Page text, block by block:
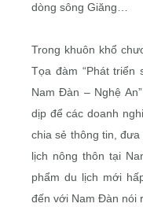
dòng sông Giăng…
Trong khuôn khổ
Tọa đàm “Phát triển
Nam Đàn – Nghệ
dịp để các doanh
chia sẻ thông tin,
lịch nông thôn tại
phẩm du lịch mới
đến với Nam Đàn nói